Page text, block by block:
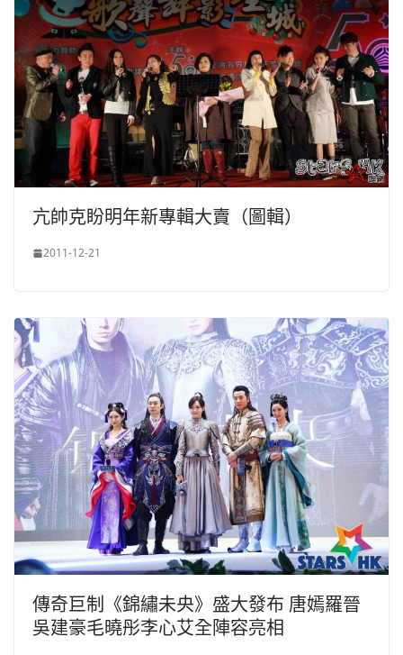
亢帥克盼明年新專輯大賣（圖輯）
2011-12-21
傳奇巨制《錦繡未央》盛大發布 唐嫣羅晉
吳建豪毛曉彤李心艾全陣容亮相